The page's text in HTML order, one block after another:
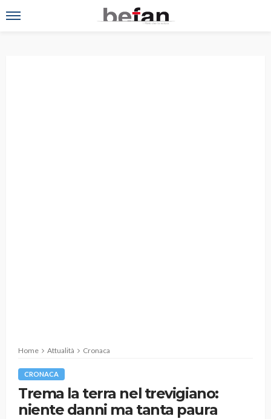
Home Attualità Cronaca
CRONACA
Trema la terra nel trevigiano:
niente danni ma tanta paura